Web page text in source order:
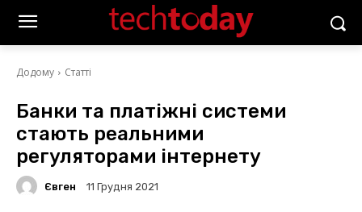
Додому Статті
Банки та платіжні системи
стають реальними
регуляторами інтернету
Євген 11 Грудня 2021